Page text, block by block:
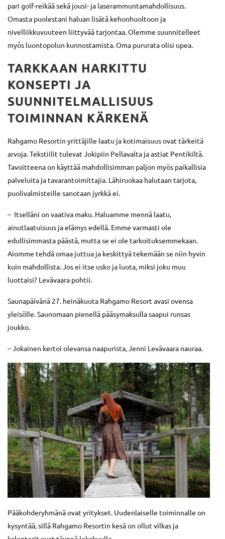
pari golf-reikää sekä jousi- ja laserammuntamahdollisuus.
Omasta puolestani haluan lisätä kehonhuoltoon ja
nivelliikkuvuuteen liittyvää tarjontaa. Olemme suunnitelleet
myös luontopolun kunnostamista. Oma pururata olisi upea.
TARKKAAN HARKITTU
KONSEPTI JA
SUUNNITELMALLISUUS
TOIMINNAN KÄRKENÄ
Rahgamo Resortin yrittäjille laatu ja kotimaisuus ovat tärkeitä
arvoja. Tekstiilit tulevat Jokipiin Pellavalta ja astiat Pentikiltä.
Tavoitteena on käyttää mahdollisimman paljon myös paikallisia
palveluita ja tavarantoimittajia. Lähiruokaa halutaan tarjota,
puolivalmisteille sanotaan jyrkkä ei.
– Itselläni on vaativa maku. Haluamme mennä laatu,
ainutlaatuisuus ja elämys edellä. Emme varmasti ole
edullisimmasta päästä, mutta se ei ole tarkoituksemmekaan.
Aiomme tehdä omaa juttua ja keskittyä tekemään se niin hyvin
kuin mahdollista. Jos ei itse usko ja luota, miksi joku muu
luottaisi? Levävaara pohtii.
Saunapäivänä 27. heinäkuuta Rahgamo Resort avasi ovensa
yleisölle. Saunomaan pienellä pääsymaksulla saapui runsas
joukko.
– Jokainen kertoi olevansa naapurista, Jenni Levävaara nauraa.
Pääkohderyhmänä ovat yritykset. Uudenlaiselle toiminnalle on
kysyntää, sillä Rahgamo Resortin kesä on ollut vilkas ja